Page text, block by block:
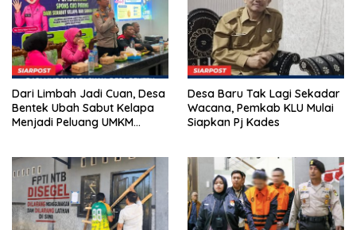
Dari Limbah Jadi Cuan, Desa
Bentek Ubah Sabut Kelapa
Menjadi Peluang UMKM
Desa Baru Tak Lagi Sekadar
Wacana, Pemkab KLU Mulai
Siapkan Pj Kades